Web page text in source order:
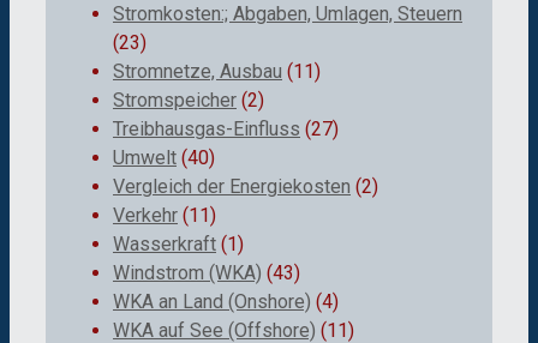
Stromkosten:; Abgaben, Umlagen, Steuern
(23)
Stromnetze, Ausbau (11)
Stromspeicher (2)
Treibhausgas-Einfluss (27)
Umwelt (40)
Vergleich der Energiekosten (2)
Verkehr (11)
Wasserkraft (1)
Windstrom (WKA) (43)
WKA an Land (Onshore) (4)
WKA auf See (Offshore) (11)